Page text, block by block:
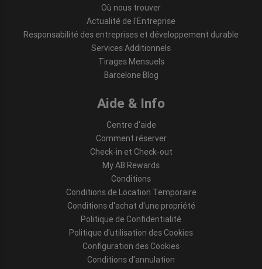
Où nous trouver
Actualité de l'Entreprise
Responsabilité des entreprises et développement durable
Services Additionnels
Tirages Mensuels
Barcelone Blog
Aide & Info
Centre d'aide
Comment réserver
Check-in et Check-out
My AB Rewards
Conditions
Conditions de Location Temporaire
Conditions d'achat d'une propriété
Politique de Confidentialité
Politique d'utilisation des Cookies
Configuration des Cookies
Conditions d'annulation